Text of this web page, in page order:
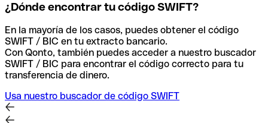
¿Dónde encontrar tu código SWIFT?
En la mayoría de los casos, puedes obtener el código
SWIFT / BIC en tu extracto bancario.
Con Qonto, también puedes acceder a nuestro buscador
SWIFT / BIC para encontrar el código correcto para tu
transferencia de dinero.
Usa nuestro buscador de código SWIFT